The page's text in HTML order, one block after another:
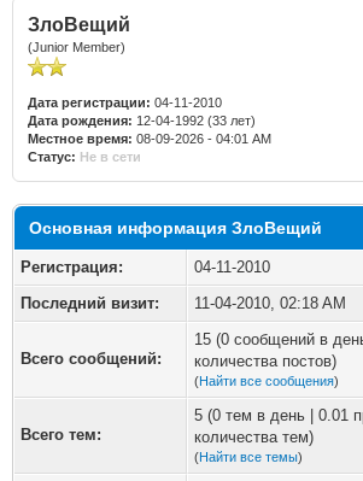
ЗлоВещий
(Junior Member)
Дата регистрации: 04-11-2010
Дата рождения: 12-04-1992 (33 лет)
Местное время: 08-09-2026 - 04:01 AM
Статус: Не в сети
Основная информация ЗлоВещий
Регистрация:
04-11-2010
Последний визит:
11-04-2010, 02:18 AM
Всего сообщений:
15 (0 сообщений в
количества постов)
(Найти все сообщения)
Всего тем:
5 (0 тем в день | 0.01
количества тем)
(Найти все темы)